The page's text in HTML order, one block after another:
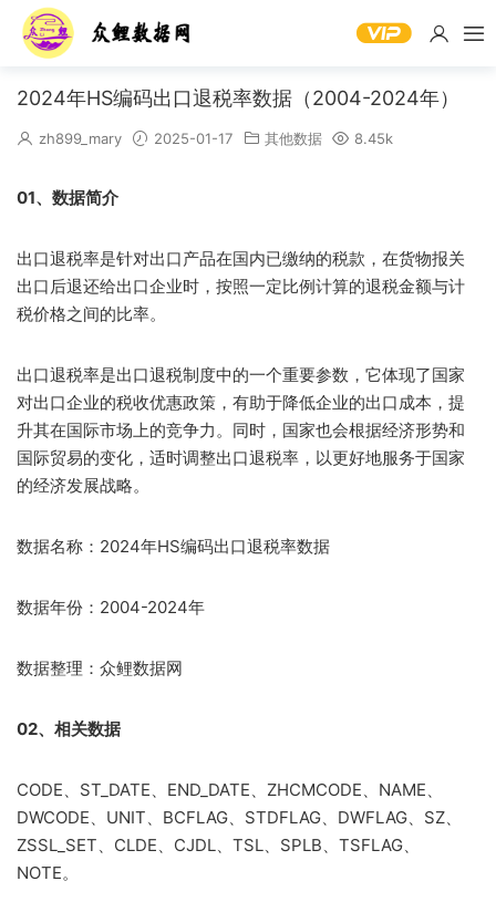
2024年HS编码出口退税率数据（2004-2024年）
zh899_mary 2025-01-17 其他数据 8.45k
01、数据简介
出口退税率是针对出口产品在国内已缴纳的税款，在货物报关
出口后退还给出口企业时，按照一定比例计算的退税金额与计
税价格之间的比率。
出口退税率是出口退税制度中的一个重要参数，它体现了国家
对出口企业的税收优惠政策，有助于降低企业的出口成本，提
升其在国际市场上的竞争力。同时，国家也会根据经济形势和
国际贸易的变化，适时调整出口退税率，以更好地服务于国家
的经济发展战略。
数据名称：2024年HS编码出口退税率数据
数据年份：2004-2024年
数据整理：众鲤数据网
02、相关数据
CODE、ST_DATE、END_DATE、ZHCMCODE、NAME、
DWCODE、UNIT、BCFLAG、STDFLAG、DWFLAG、SZ、
ZSSL_SET、CLDE、CJDL、TSL、SPLB、TSFLAG、
NOTE。